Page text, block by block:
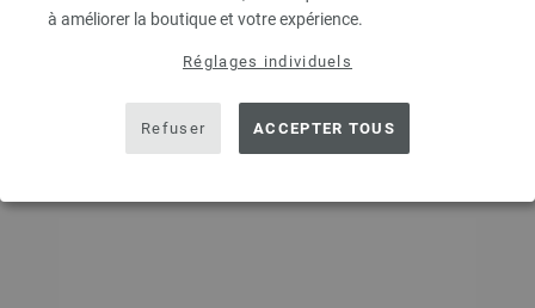
à améliorer la boutique et votre expérience.
Réglages individuels
Refuser ACCEPTER TOUS
DANS LE PANIER